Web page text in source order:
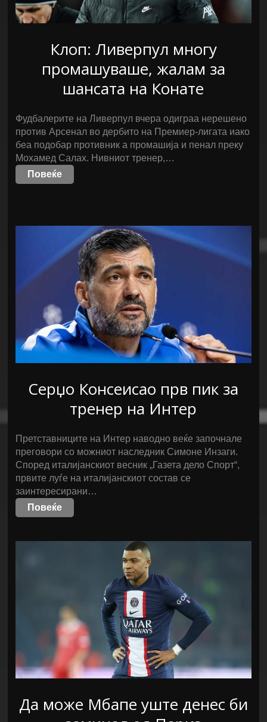
Клоп: Ливерпул многу
промашуваше, жалам за
шансата на Конате
Фудбалерите на Ливерпул вчера одиграа нерешено
против Арсенал во дербито на Премиер-лигата иако
беа подобар противник а промашија и пенал преку
Мохамед Салах. Нивниот тренер,…
Повеќе
Серџо Консеисао прв пик за
тренер на Интер
Претставниците на Интер наводно веќе започнале
преговори со можниот наследник Симоне Инзаги.
Според италијанскиот весник „Газета дело Спорт“,
првите луѓе на италијанскиот состав се
заинтересирани…
Повеќе
Да може Мбапе уште денес би